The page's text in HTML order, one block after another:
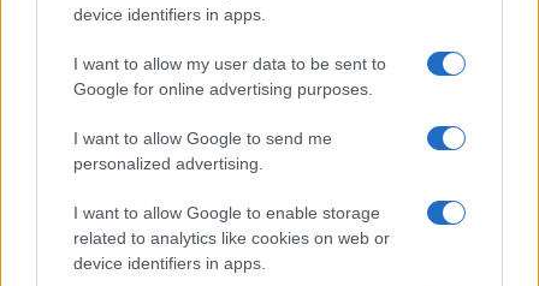
device identifiers in apps.
I want to allow my user data to be sent to
Google for online advertising purposes.
I want to allow Google to send me
personalized advertising.
I want to allow Google to enable storage
related to analytics like cookies on web or
device identifiers in apps.